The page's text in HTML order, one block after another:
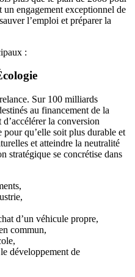
un engagement exceptionnel de
l’emploi et préparer la
:
Sur 100 milliards
au financement de la
la conversion
qu’elle soit plus durable et
et atteindre la neutralité
stratégique se concrétise dans
d’un véhicule propre,
commun,
développement de